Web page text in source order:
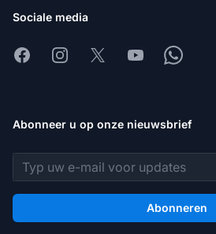
Sociale media
FacebookInstagram
X YoutubeWhatsapp
Abonneer u op onze nieuwsbrief
E-mailadres
Abonneren